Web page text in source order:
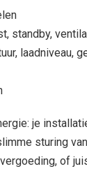
standby,
laadniveau,
je
sturing
of